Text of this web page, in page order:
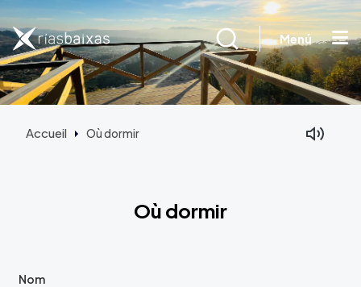
Aller au contenu principal
Menú
Accueil Où dormir
Où dormir
Nom